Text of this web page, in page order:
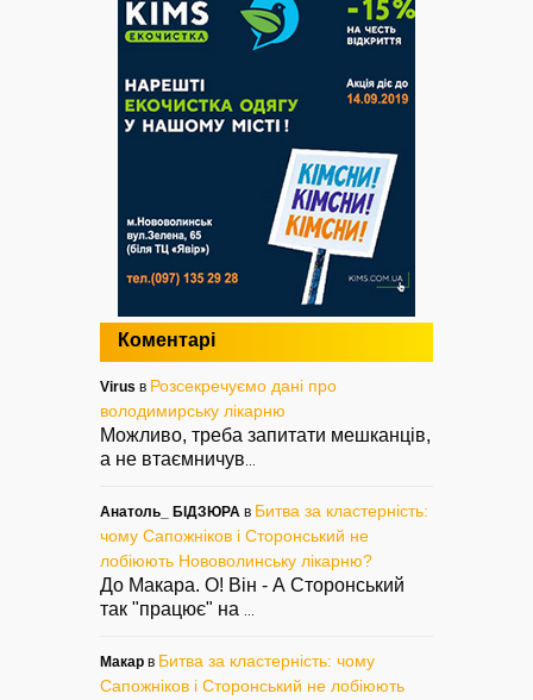
Коментарі
Virus в Розсекречуємо дані про
володимирську лікарню
Можливо, треба запитати мешканців,
а не втаємничув
Анатоль_ БІДЗЮРА в Битва за кластерність:
чому Сапожніков і Сторонський не
лобіюють Нововолинську лікарню?
До Макара. О! Він - А Сторонський
так "працює" на
Макар в Битва за кластерність: чому
Сапожніков і Сторонський не лобіюють